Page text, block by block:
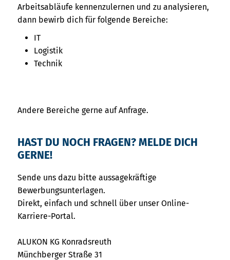
Arbeitsabläufe kennenzulernen und zu analysieren,
dann bewirb dich für folgende Bereiche:
IT
Logistik
Technik
Andere Bereiche gerne auf Anfrage.
HAST DU NOCH FRAGEN? MELDE DICH
GERNE!
Sende uns dazu bitte aussagekräftige
Bewerbungsunterlagen.
Direkt, einfach und schnell über unser Online-
Karriere-Portal.
ALUKON KG Konradsreuth
Münchberger Straße 31